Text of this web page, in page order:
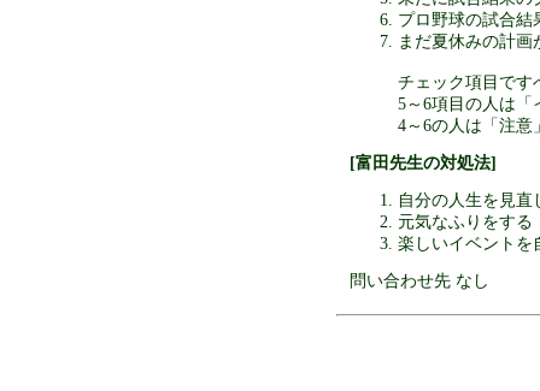
プロ野球の試合結
まだ夏休みの計画
チェック項目です
5～6項目の人は「
4～6の人は「注意
[富田先生の対処法]
自分の人生を見直
元気なふりをする
楽しいイベントを
問い合わせ先 なし